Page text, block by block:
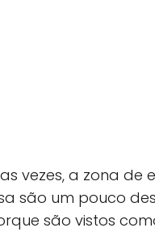
vezes, a zona de
são um pouco
são vistos